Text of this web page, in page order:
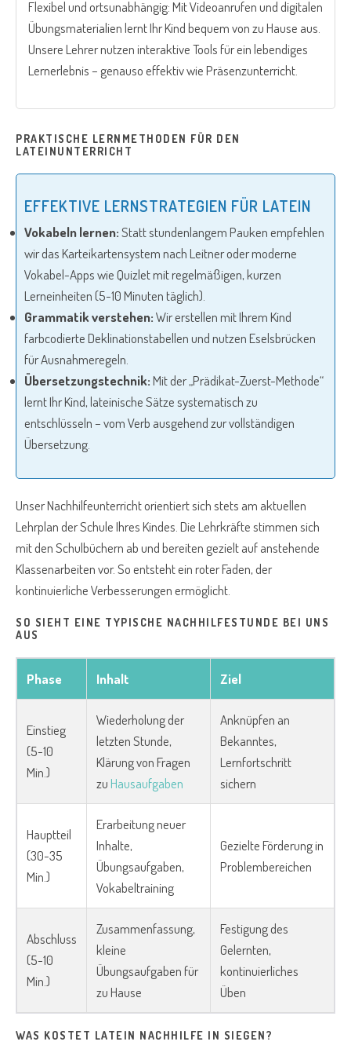
Flexibel und ortsunabhängig: Mit Videoanrufen und digitalen
Übungsmaterialien lernt Ihr Kind bequem von zu Hause aus.
Unsere Lehrer nutzen interaktive Tools für ein lebendiges
Lernerlebnis – genauso effektiv wie Präsenzunterricht.
PRAKTISCHE LERNMETHODEN FÜR DEN
LATEINUNTERRICHT
EFFEKTIVE LERNSTRATEGIEN FÜR LATEIN
Vokabeln lernen:Statt stundenlangem Pauken empfehlen
wir das Karteikartensystem nach Leitner oder moderne
Vokabel-Apps wie Quizlet mit regelmäßigen, kurzen
Lerneinheiten (5-10 Minuten täglich).
Grammatik verstehen:Wir erstellen mit Ihrem Kind
farbcodierte Deklinationstabellen und nutzen Eselsbrücken
für Ausnahmeregeln.
Übersetzungstechnik:Mit der „Prädikat-Zuerst-Methode“
lernt Ihr Kind, lateinische Sätze systematisch zu
entschlüsseln – vom Verb ausgehend zur vollständigen
Übersetzung.
Unser Nachhilfeunterricht orientiert sich stets am aktuellen
Lehrplan der Schule Ihres Kindes. Die Lehrkräfte stimmen sich
mit den Schulbüchern ab und bereiten gezielt auf anstehende
Klassenarbeiten vor. So entsteht ein roter Faden, der
kontinuierliche Verbesserungen ermöglicht.
SO SIEHT EINE TYPISCHE NACHHILFESTUNDE BEI UNS
AUS
Phase Inhalt Ziel
Einstieg
(5-10
Min.)
Wiederholung der
letzten Stunde,
Klärung von Fragen
zu Hausaufgaben
Anknüpfen an
Bekanntes,
Lernfortschritt
sichern
Hauptteil
(30-35
Min.)
Erarbeitung neuer
Inhalte,
Übungsaufgaben,
Vokabeltraining
Gezielte Förderung in
Problembereichen
Abschluss
(5-10
Min.)
Zusammenfassung,
kleine
Übungsaufgaben für
zu Hause
Festigung des
Gelernten,
kontinuierliches
Üben
WAS KOSTET LATEIN NACHHILFE IN SIEGEN?